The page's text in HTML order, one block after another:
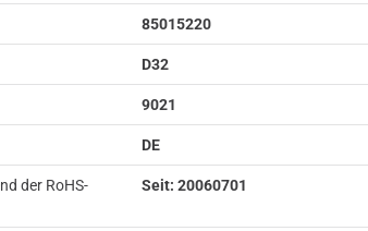
85015220
D32
9021
DE
der RoHS-
Seit: 20060701